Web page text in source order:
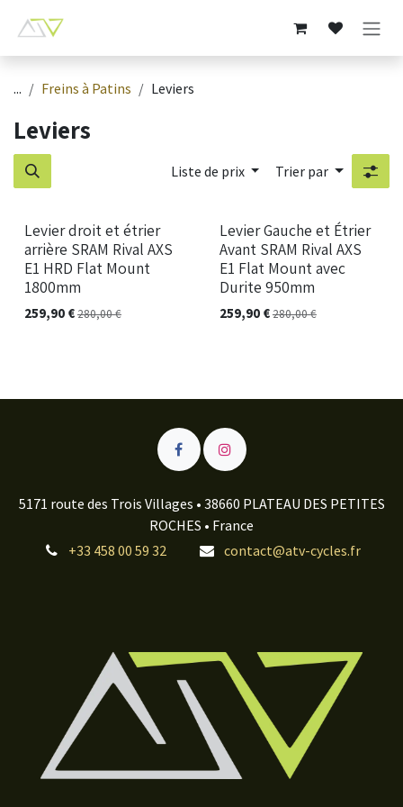
... Freins à Patins Leviers
Leviers
Liste de prix Trier par
Levier droit et étrier
arrière SRAM Rival AXS
E1 HRD Flat Mount
1800mm
259,90 €280,00€
Levier Gauche et Étrier
Avant SRAM Rival AXS
E1 Flat Mount avec
Durite 950mm
259,90€280,00€
5171 route des Trois Villages • 38660 PLATEAU DES PETITES
ROCHES • France
+33 458 00 59 32
contact@atv-cycles.fr